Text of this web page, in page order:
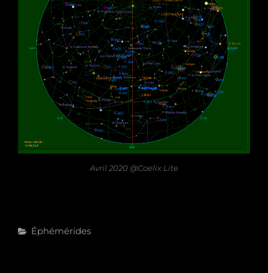
Avril 2020 @Coelix Lite
Categories
Éphémérides